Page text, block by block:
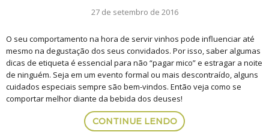
27 de setembro de 2016
O seu comportamento na hora de servir vinhos pode influenciar até
mesmo na degustação dos seus convidados. Por isso, saber algumas
dicas de etiqueta é essencial para não “pagar mico” e estragar a noite
de ninguém. Seja em um evento formal ou mais descontraído, alguns
cuidados especiais sempre são bem-vindos. Então veja como se
comportar melhor diante da bebida dos deuses!
CONTINUE LENDO